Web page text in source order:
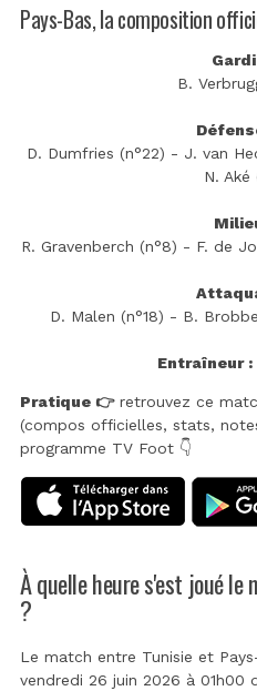
Pays-Bas, la composition
B.
D. Dumfries (n°22) - J. van
N. Aké
R. Gravenberch (n°8) - F. de
D. Malen (n°18) - B.
Entraîneur :
Pratique 👉retrouvez ce
(compos officielles, stats,
programme TV Foot 👇
À quelle heure s'est joué le
?
Le match entre Tunisie et
vendredi 26 juin 2026 à 01h00